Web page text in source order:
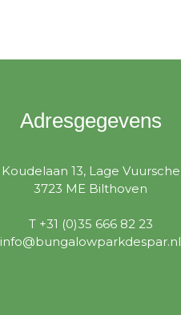
Adresgegevens
Koudelaan 13, Lage Vuursche
3723 ME Bilthoven
T +31 (0)35 666 82 23
info@bungalowparkdespar.nl